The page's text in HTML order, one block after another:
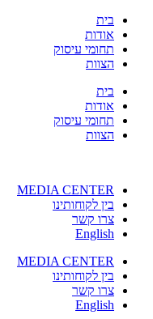
לתוכן
בית
אודות
תחומי עיסוק
הצוות
בית
אודות
תחומי עיסוק
הצוות
MEDIA CENTER
בין לקוחותינו
צרו קשר
English
MEDIA CENTER
בין לקוחותינו
צרו קשר
English